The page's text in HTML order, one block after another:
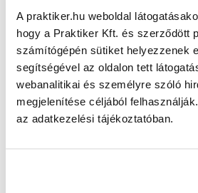
A praktiker.hu weboldal
hogy a Praktiker Kft. és szerződött
számítógépén sütiket helyezzenek
segítségével az oldalon tett
webanalitikai és személyre szóló
megjelenítése céljából
az adatkezelési tájékoztatóban.
Oldal újratöltése